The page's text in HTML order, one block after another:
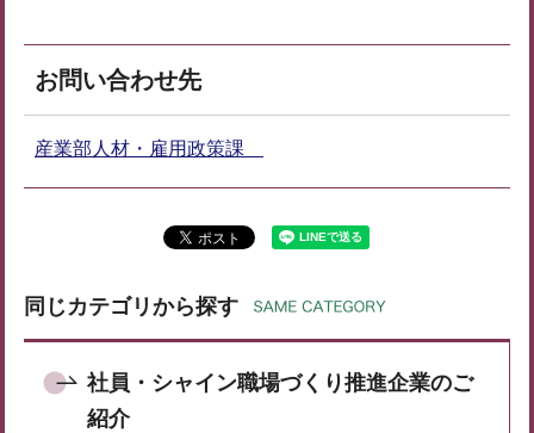
お問い合わせ先
産業部人材・雇用政策課
同じカテゴリから探す
社員・シャイン職場づくり推進企業のご
紹介